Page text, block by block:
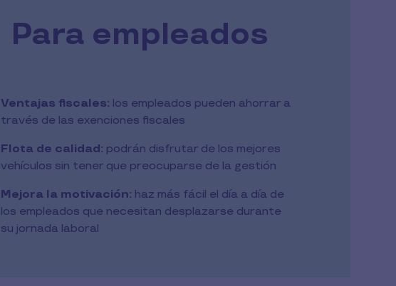
Para empleados
Ventajas fiscales: los empleados pueden ahorrar a
través de las exenciones fiscales
Flota de calidad: podrán disfrutar de los mejores
vehículos sin tener que preocuparse de la gestión
Mejora la motivación: haz más fácil el día a día de
los empleados que necesitan desplazarse durante
su jornada laboral